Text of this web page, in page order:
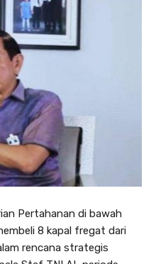
Pertahanan di bawah
8 kapal fregat dari
rencana strategis